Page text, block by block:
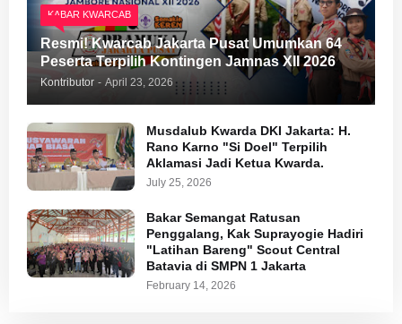
KABAR KWARCAB
Resmi! Kwarcab Jakarta Pusat Umumkan 64
Peserta Terpilih Kontingen Jamnas XII 2026
Kontributor - April 23, 2026
Musdalub Kwarda DKI Jakarta: H.
Rano Karno "Si Doel" Terpilih
Aklamasi Jadi Ketua Kwarda.
July 25, 2026
Bakar Semangat Ratusan
Penggalang, Kak Suprayogie Hadiri
"Latihan Bareng" Scout Central
Batavia di SMPN 1 Jakarta
February 14, 2026